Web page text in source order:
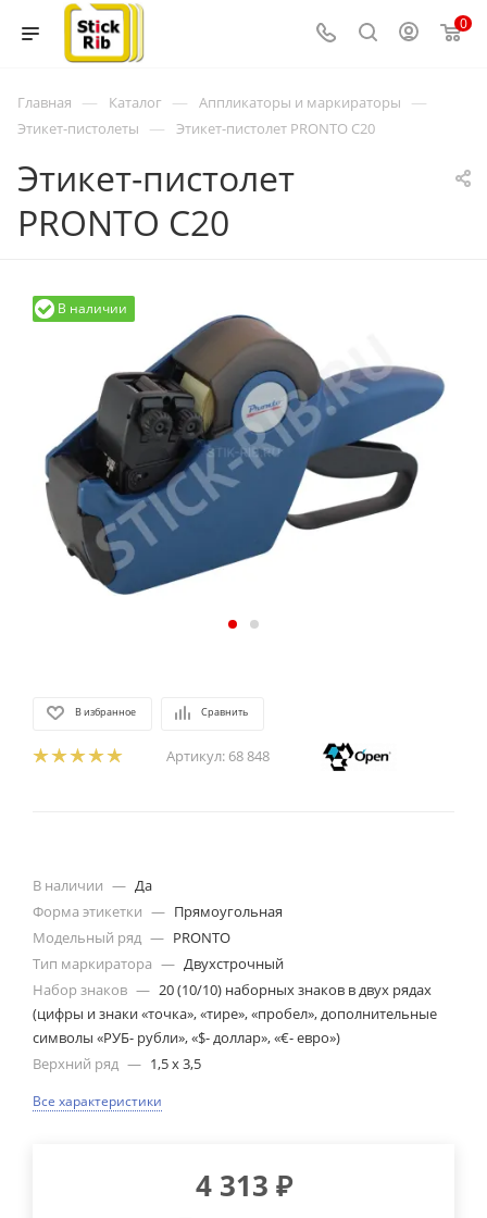
0
Главная — Каталог — Аппликаторы и маркираторы —
Этикет-пистолеты — Этикет-пистолет PRONTO C20
Этикет-пистолет
PRONTO C20
В наличии
В избранное Сравнить
Артикул: 68 848
В наличии — Да
Форма этикетки — Прямоугольная
Модельный ряд — PRONTO
Тип маркиратора — Двухстрочный
Набор знаков — 20 (10/10) наборных знаков в двух рядах
(цифры и знаки «точка», «тире», «пробел», дополнительные
символы «РУБ- рубли», «$- доллар», «€- евро»)
Верхний ряд — 1,5 х 3,5
Все характеристики
4 313 ₽